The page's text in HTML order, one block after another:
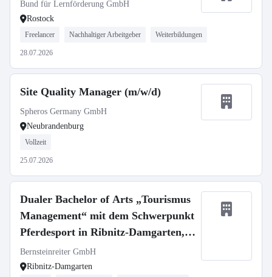
Bund für Lernförderung GmbH
Rostock
Freelancer Nachhaltiger Arbeitgeber Weiterbildungen
28.07.2026
Site Quality Manager (m/w/d)
Spheros Germany GmbH
Neubrandenburg
Vollzeit
25.07.2026
Dualer Bachelor of Arts „Tourismus
Management“ mit dem Schwerpunkt
Pferdesport in Ribnitz-Damgarten,
Barth und Kuhlen-Wendorf
Bernsteinreiter GmbH
Ribnitz-Damgarten